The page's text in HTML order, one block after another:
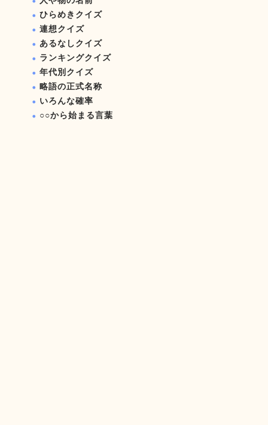
ひらめきクイズ
連想クイズ
あるなしクイズ
ランキングクイズ
年代別クイズ
略語の正式名称
いろんな確率
○○から始まる言葉